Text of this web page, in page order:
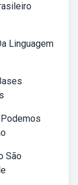
Linguagem
São